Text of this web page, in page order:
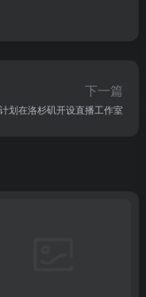
下一篇
划在洛杉矶开设直播工作室